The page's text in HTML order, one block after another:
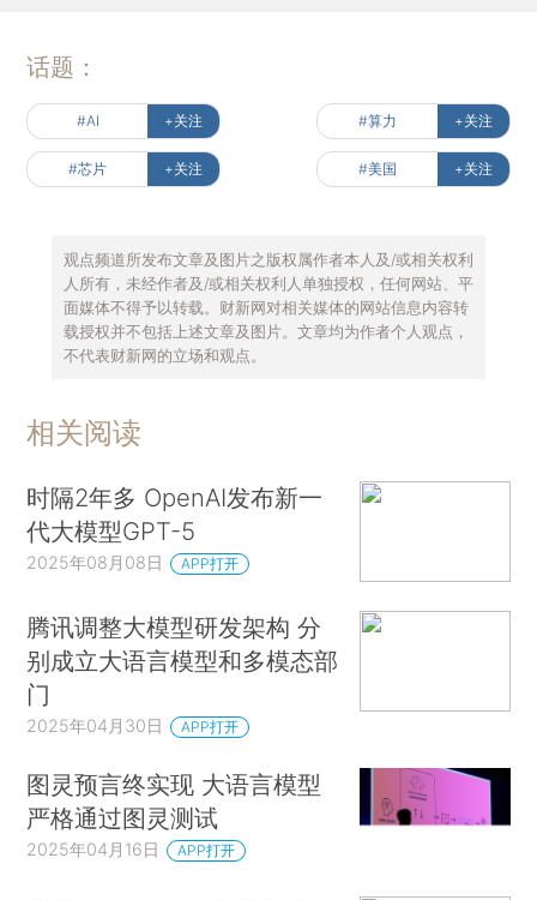
话题：
#AI +关注 #算力 +关注
#芯片 +关注 #美国 +关注
观点频道所发布文章及图片之版权属作者本人及/或相关权利
人所有，未经作者及/或相关权利人单独授权，任何网站、平
面媒体不得予以转载。财新网对相关媒体的网站信息内容转
载授权并不包括上述文章及图片。文章均为作者个人观点，
不代表财新网的立场和观点。
相关阅读
时隔2年多 OpenAI发布新一
代大模型GPT-5
2025年08月08日 APP打开
腾讯调整大模型研发架构 分
别成立大语言模型和多模态部
门
2025年04月30日 APP打开
图灵预言终实现 大语言模型
严格通过图灵测试
2025年04月16日 APP打开